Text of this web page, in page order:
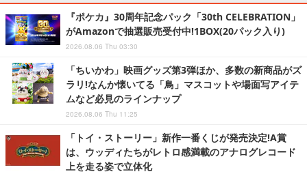
『ポケカ』30周年記念パック「30th CELEBRATION」
がAmazonで抽選販売受付中!1BOX(20パック入り)
2026.08.06 Thu 03:30
「ちいかわ」映画グッズ第3弾ほか、多数の新商品がズ
ラリ!なんか懐いてる「鳥」マスコットや場面写アイテ
ムなど必見のラインナップ
2026.08.06 Thu 11:25
「トイ・ストーリー」新作一番くじが発売決定!A賞
は、ウッディたちがレトロ感満載のアナログレコード
上を走る姿で立体化